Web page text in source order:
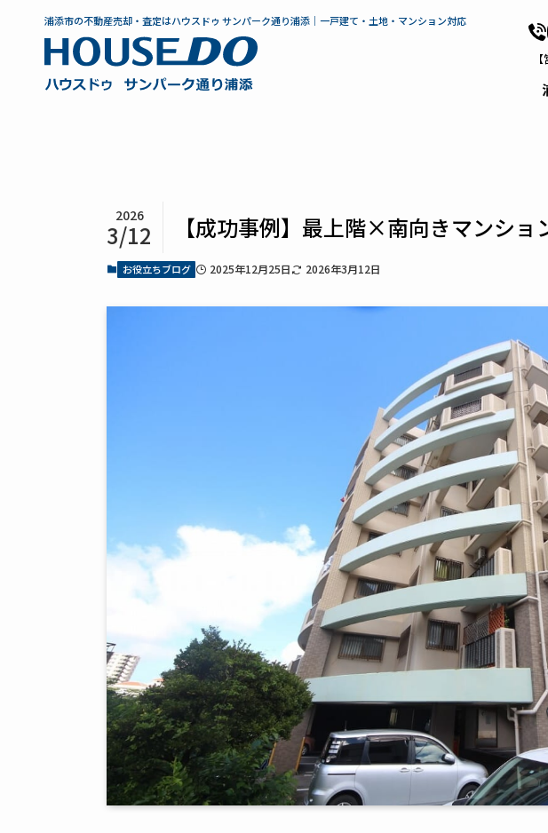
浦添市の不動産売却・査定はハウスドゥ サンパーク通り浦添｜一戸建て・土地・マンション対応
【成功事例】最上階×南向きマンシ
2026
3/12
お役立ちブログ 2025年12月25日 2026年3月12日